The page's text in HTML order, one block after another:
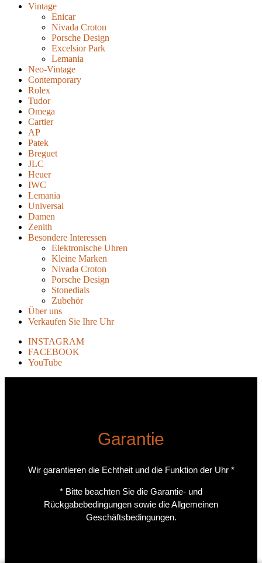
Vintage
Enicar
Nivada Croton
Porsche Design
Excelsior Park
Lemania
Neo-Vintage
Contemporary
Rolex
Tudor
Omega
Cartier
AP
Patek
Breguet
JLC
Heuer
IWC
Lemania
Universal
Damen
Zenith
Besondere Interessen
Elektronische Uhren
Kleine Marken
Nivada Croton
Porsche Design
Stonedials
Zubehör
Über uns
Verkaufen Sie Ihre Uhr
INSTAGRAM
FACEBOOK
YouTube
Garantie
Wir garantieren die Echtheit und die Funktion der Uhr *
* Bitte beachten Sie die Garantie- und
Rückgabebedingungen sowie die Allgemeinen
Geschäftsbedingungen.